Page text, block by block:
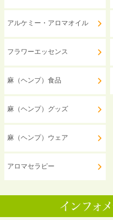
アルケミー・アロマオイル
フラワーエッセンス
麻（ヘンプ）食品
麻（ヘンプ）グッズ
麻（ヘンプ）ウェア
アロマセラピー